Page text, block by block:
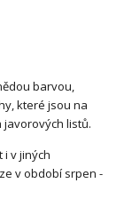
barvou,
které jsou na
listů.
i v jiných
v období srpen -